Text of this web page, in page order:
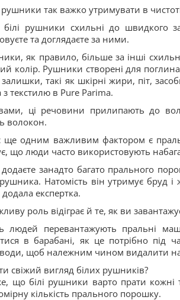
рушники так важко утримувати в
рушники схильні до швидкого
та доглядаєте за ними.
як правило, більше за інші
колір. Рушники створені для
такі як шкірні жири, піт,
з текстилю в Pure Parima.
ці речовини прилипають до
волокон.
ще одним важливим фактором є
що люди часто використовують
занадто багато прального
Натомість він утримує бруд
експертка.
роль відіграє й те, як ви
людей перевантажують пральні
в барабані, як це потрібно під
води, щоб належним чином видалити
свіжий вигляд білих рушників?
що білі рушники варто прати
кількість прального порошку.